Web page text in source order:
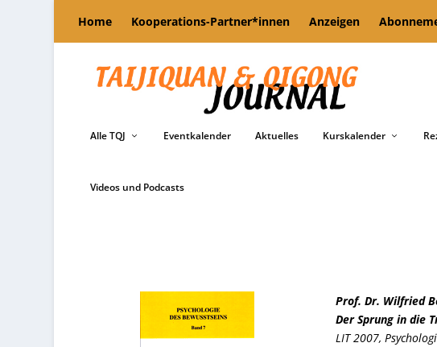
Home Kooperations-Partner*innen Anzeigen
Alle TQJ Eventkalender Aktuelles Kurskalender
Videos und Podcasts
Prof. Dr. Wilfried
Der Sprung in die
LIT 2007,